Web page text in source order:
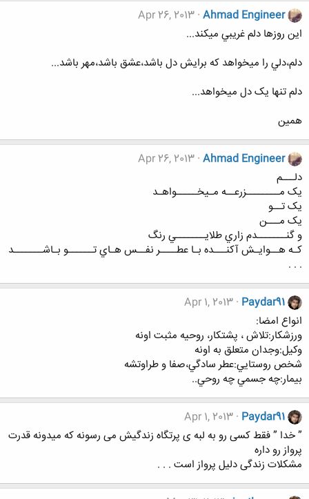
Ahmad Engineer
Apr 26, 2013
اين روزها دلم غريبي ميکند...
دلم،دلي را ميخواهد که برايش دل باشد،عشق باشد،مهر باشد...
دلم تنها يک دل ميخواهد...
همين
Ahmad Engineer
Apr 26, 2013
دلـــم
يک مــــــــزرعــه مـيخـــــواهـد
يک تــو
يک مـــن
و گنـــــــدم زاري طلايـــــــي رنگ
کـه هــوايـش آکنـــده بـا عطــــر نفــس هـاي تــــــو بـاشـــــــد
. . .
Paydar91
Apr 1, 2013
انواع امضا:
ورزشكار:تلاش ، پشتكار، روحيه مثبت اونه
وكيل:وجدان متعلق به اونه
شخص روستايي:عطر سادگي،صفا و طراوتشه
بيمار:چه جسمي چه روحي..
Paydar91
Apr 1, 2013
” خدا ” فقط کسی رو به لبه ی پرتگاه زندگیش می رسونه که میدونه قدرت
پرواز رو داره
مشکلات زندگی دلیل پرواز است . . .